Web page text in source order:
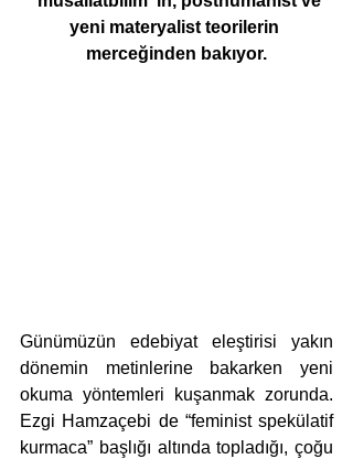
yeni materyalist teorilerin
merceğinden bakıyor.
Günümüzün edebiyat eleştirisi yakın
dönemin metinlerine bakarken yeni
okuma yöntemleri kuşanmak zorunda.
Ezgi Hamzaçebi de “feminist spekülatif
kurmaca” başlığı altında topladığı, çoğu